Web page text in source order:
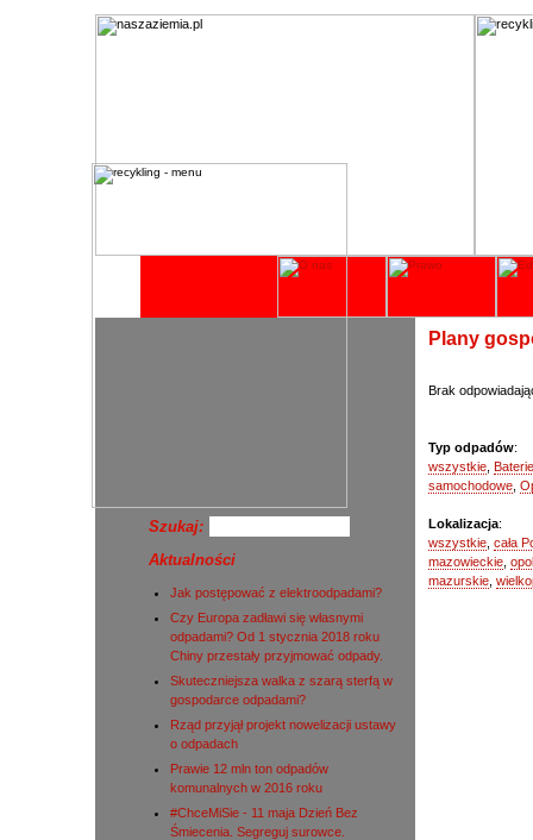
Szukaj:
Aktualności
Jak postępować z elektroodpadami?
Czy Europa zadławi się własnymi
odpadami? Od 1 stycznia 2018 roku
Chiny przestały przyjmować odpady.
Skuteczniejsza walka z szarą sterfą w
gospodarce odpadami?
Rząd przyjął projekt nowelizacji ustawy
o odpadach
Prawie 12 mln ton odpadów
komunalnych w 2016 roku
#ChceMiSie - 11 maja Dzień Bez
Śmiecenia. Segreguj surowce.
Plany
Brak
Typ odpadów:
wszystkie Baterie
samochodowe
Lokalizacja:
wszystkie cała
mazowieckie
mazurskie